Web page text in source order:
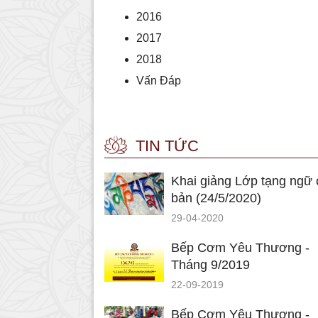
2016
2017
2018
Vấn Đáp
TIN TỨC
Khai giảng Lớp tạng ngữ
bản (24/5/2020)
29-04-2020
Bếp Cơm Yêu Thương -
Tháng 9/2019
22-09-2019
Bếp Cơm Yêu Thương -